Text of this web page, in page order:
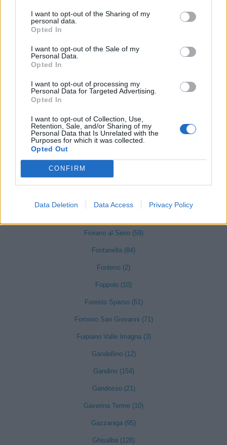
I want to opt-out of the Sharing of my
personal data.
Opted In
I want to opt-out of the Sale of my
Personal Data.
Opted In
I want to opt-out of processing my
Personal Data for Targeted Advertising.
Opted In
I want to opt-out of Collection, Use,
Retention, Sale, and/or Sharing of my
Personal Data that Is Unrelated with the
Purposes for which it was collected.
Opted Out
CONFIRM
Data Deletion Data Access Privacy Policy
Dalmine (397)
Endine Gaiano (94)
Fara Gera d'Adda (118)
Fiorano al Serio (59)
Fontanella (84)
Fonteno (2)
Foppolo (10)
Foresto Sparso (51)
Fornovo San Giovanni (71)
Fuipiano Valle Imagna (3)
Gandellino (12)
Gandino (154)
Gandosso (21)
Gaverina Terme (10)
Gazzaniga (95)
Ghisalba (128)